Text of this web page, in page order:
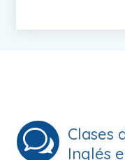
w
Clases
Inglés